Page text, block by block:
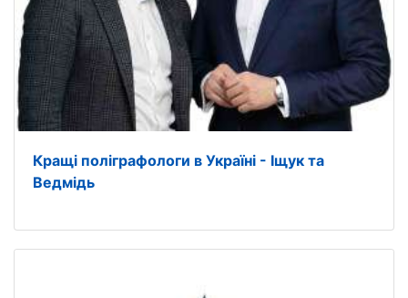
Кращі поліграфологи в Україні - Іщук та
Ведмідь